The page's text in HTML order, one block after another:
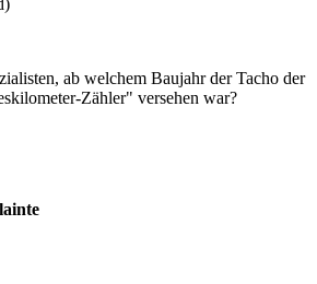
ab welchem Baujahr der Tacho der
Zähler" versehen war?